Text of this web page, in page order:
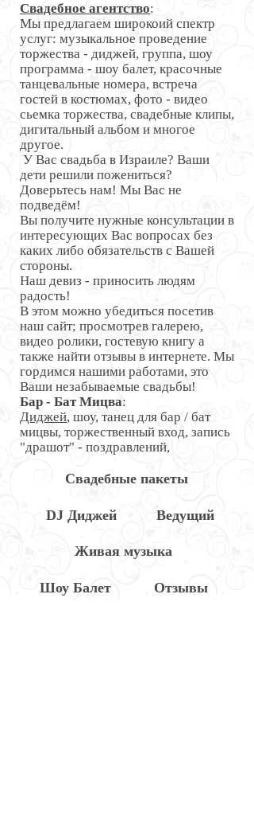
Свадебное агентство:
Мы предлагаем широкоий спектр
услуг: музыкальное проведение
торжества - диджей, группа, шоу
программа - шоу балет, красочные
танцевальные номера, встреча
гостей в костюмах, фото - видео
сьемка торжества, свадебные клипы,
дигитальный альбом и многое
другое.
У Вас свадьба в Израиле? Ваши
дети решили пожениться?
Доверьтесь нам! Мы Вас не
подведём!
Вы получите нужные консультации в
интересующих Вас вопросах без
каких либо обязательств с Вашей
стороны.
Наш девиз - приносить людям
радость!
В этом можно убедиться посетив
наш сайт; просмотрев галерею,
видео ролики, гостевую книгу а
также найти отзывы в интернете. Мы
гордимся нашими работами, это
Ваши незабываемые свадьбы!
Бар - Бат Мицва:
Диджей, шоу, танец для бар / бат
мицвы, торжественный вход, запись
"драшот" - поздравлений,
Свадебные пакеты
DJ Диджей Ведущий
Живая музыка
Шоу Балет Отзывы